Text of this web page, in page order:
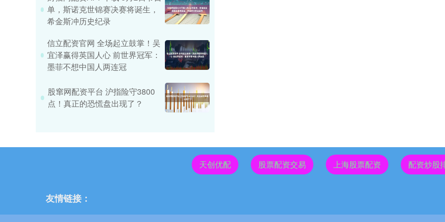
单，斯诺克世锦赛决赛将诞生，
希金斯冲历史纪录
信立配资官网 全场起立鼓掌！吴
宜泽赢得英国人心 前世界冠军：
墨菲不想中国人两连冠
股窜网配资平台 沪指险守3800
点！真正的恐慌盘出现了？
天创优配 股票配资交易 上海股票配资 配资炒股
友情链接：